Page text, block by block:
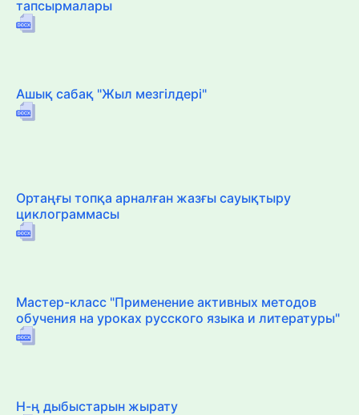
тапсырмалары
Ашық сабақ "Жыл мезгілдері"
Ортаңғы топқа арналған жазғы сауықтыру
циклограммасы
Мастер-класс "Применение активных методов
обучения на уроках русского языка и литературы"
Н-ң дыбыстарын жырату